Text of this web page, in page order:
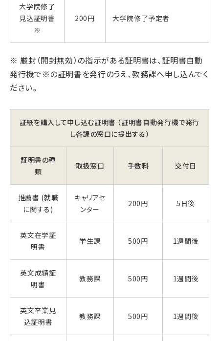
大学院修了
見込証明書
※
200円 大学院修了予定者
※ 厳封（開封無効）の指示がある証明書は、証明書自動
発行機で※の証明書を発行のうえ、教務課へ申し込んでく
ださい。
証紙を購入して申し込む証明書 （証明書自動発行機で発行
し各課の窓口に提出する）
証明書の種
類
取扱窓口 手数料 交付日
推薦書 (就職
に関する)
キャリアセ
ンター
200円 5日後
英文在学証
明書
学生課 500円 1週間後
英文成績証
明書
教務課 500円 1週間後
英文卒業見
込証明書
教務課 500円 1週間後